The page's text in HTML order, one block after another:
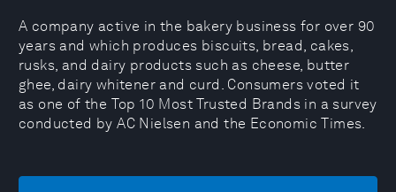
A company active in the bakery business for over 90
years and which produces biscuits, bread, cakes,
rusks, and dairy products such as cheese, butter
ghee, dairy whitener and curd. Consumers voted it
as one of the Top 10 Most Trusted Brands in a survey
conducted by AC Nielsen and the Economic Times.